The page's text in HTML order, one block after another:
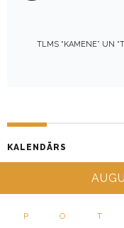
G
A
T
O
N
TLMS “KAMENE” UN
KALENDĀRS
P O T